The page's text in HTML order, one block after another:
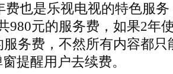
费也是乐视电视的特色服
980元的服务费，如果2年
服务费，不然所有内容都
提醒用户去续费。